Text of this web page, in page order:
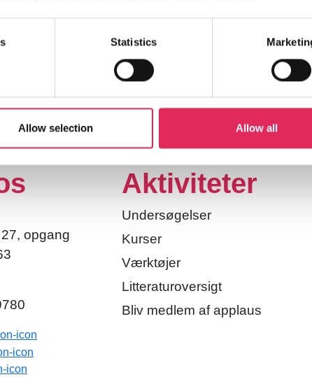
Statistics
Allow selection Allow all
opgang
Aktiviteter
Undersøgelser
Kurser
Værktøjer
Litteraturoversigt
Bliv medlem af applaus